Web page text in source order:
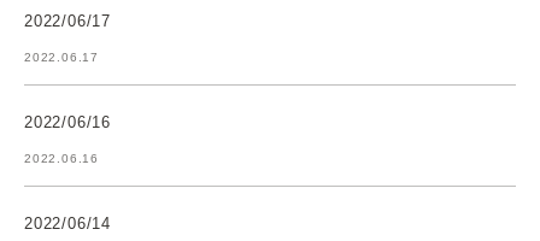
2022/06/17
2022.06.17
2022/06/16
2022.06.16
2022/06/14